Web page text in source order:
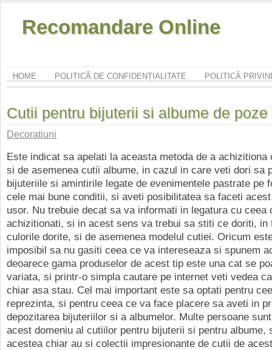
Recomandare Online
HOME POLITICĂ DE CONFIDENȚIALITATE POLITICĂ
Cutii pentru bijuterii si albume de poze
Decoratiuni
Este indicat sa apelati la aceasta metoda de a achizitiona
si de asemenea cutii albume, in cazul in care veti dori sa
bijuteriile si amintirile legate de evenimentele pastrate pe
cele mai bune conditii, si aveti posibilitatea sa faceti
usor. Nu trebuie decat sa va informati in legatura cu ceea
achizitionati, si in acest sens va trebui sa stiti ce doriti, in
culorile dorite, si de asemenea modelul cutiei. Oricum
imposibil sa nu gasiti ceea ce va intereseaza si spunem
deoarece gama produselor de acest tip este una cat se
variata, si printr-o simpla cautare pe internet veti vedea
chiar asa stau. Cel mai important este sa optati pentru
reprezinta, si pentru ceea ce va face placere sa aveti in
depozitarea bijuteriilor si a albumelor. Multe persoane
acest domeniu al cutiilor pentru bijuterii si pentru albume,
acestea chiar au si colectii impresionante de cutii de